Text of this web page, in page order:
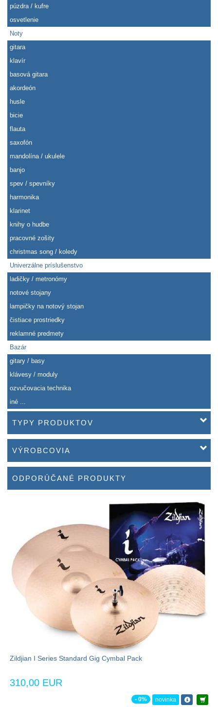
púzdra / kufre
osvetlenie
Noty
gitara
klavír
basová gitara
akordeón
husle
bicie
flauta
saxofón
mandolína / ukulele
banjo
spev / spevníky
harmonika
klarinet
knihy o hudbe
pracovné zošity
christmas song / koledy
Univerzálne príslušenstvo
ladičky / metronómy
notové stojany
lampičky na notový stojan
čistiace prostriedky
reklamné predmety
Bazár
gitary / basy
klávesy / moduly
ozvučovacia technika
iné ...
TYPY PRODUKTOV
VÝROBCOVIA
ODPORÚČANÉ PRODUKTY
Zildjian I Series Standard Gig Cymbal Pack
310,00 EUR
- 0% novinka